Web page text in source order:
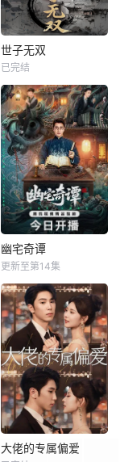
世子无双
已完结
幽宅奇谭
更新至第14集
大佬的专属偏爱